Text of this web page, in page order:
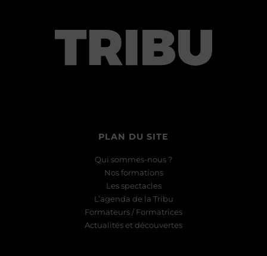
PLAN DU SITE
Qui sommes-nous ?
Nos formations
Les spectacles
L’agenda de la Tribu
Formateurs / Formatrices
Actualités et découvertes